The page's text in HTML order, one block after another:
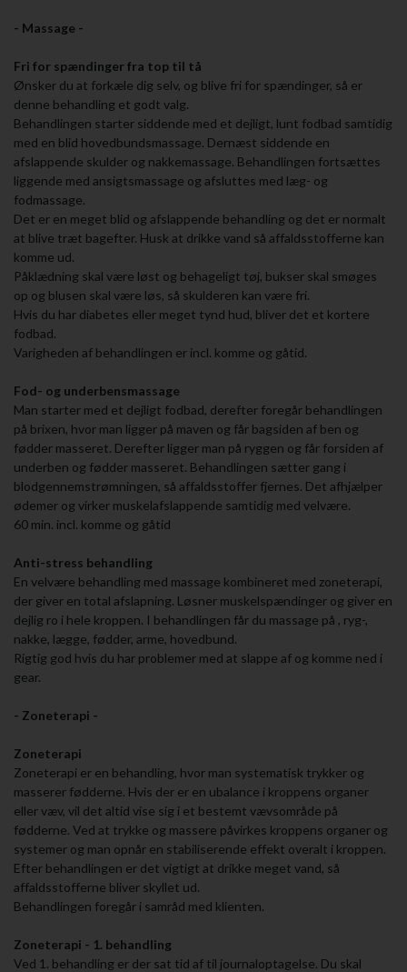
- Massage -
Fri for spændinger fra top til tå
Ønsker du at forkæle dig selv, og blive fri for spændinger, så er
denne behandling et godt valg.
Behandlingen starter siddende med et dejligt, lunt fodbad samtidig
med en blid hovedbundsmassage. Dernæst siddende en
afslappende skulder og nakkemassage. Behandlingen fortsættes
liggende med ansigtsmassage og afsluttes med læg- og
fodmassage.
Det er en meget blid og afslappende behandling og det er normalt
at blive træt bagefter. Husk at drikke vand så affaldsstofferne kan
komme ud.
Påklædning skal være løst og behageligt tøj, bukser skal smøges
op og blusen skal være løs, så skulderen kan være fri.
Hvis du har diabetes eller meget tynd hud, bliver det et kortere
fodbad.
Varigheden af behandlingen er incl. komme og gåtid.
Fod- og underbensmassage
Man starter med et dejligt fodbad, derefter foregår behandlingen
på brixen, hvor man ligger på maven og får bagsiden af ben og
fødder masseret. Derefter ligger man på ryggen og får forsiden af
underben og fødder masseret. Behandlingen sætter gang i
blodgennemstrømningen, så affaldsstoffer fjernes. Det afhjælper
ødemer og virker muskelafslappende samtidig med velvære.
60 min. incl. komme og gåtid
Anti-stress behandling
En velvære behandling med massage kombineret med zoneterapi,
der giver en total afslapning. Løsner muskelspændinger og giver en
dejlig ro i hele kroppen. I behandlingen får du massage på , ryg-,
nakke, lægge, fødder, arme, hovedbund.
Rigtig god hvis du har problemer med at slappe af og komme ned i
gear.
- Zoneterapi -
Zoneterapi
Zoneterapi er en behandling, hvor man systematisk trykker og
masserer fødderne. Hvis der er en ubalance i kroppens organer
eller væv, vil det altid vise sig i et bestemt vævsområde på
fødderne. Ved at trykke og massere påvirkes kroppens organer og
systemer og man opnår en stabiliserende effekt overalt i kroppen.
Efter behandlingen er det vigtigt at drikke meget vand, så
affaldsstofferne bliver skyllet ud.
Behandlingen foregår i samråd med klienten.
Zoneterapi - 1. behandling
Ved 1. behandling er der sat tid af til journaloptagelse. Du skal